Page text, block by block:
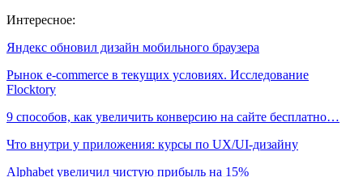
Интересное:
Яндекс обновил дизайн мобильного браузера
Рынок e-commerce в текущих условиях. Исследование
Flocktory
9 способов, как увеличить конверсию на сайте бесплатно…
Что внутри у приложения: курсы по UX/UI-дизайну
Alphabet увеличил чистую прибыль на 15%